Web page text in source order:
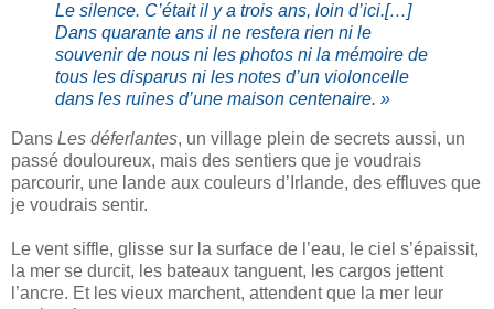
Le silence. C’était il y a trois ans, loin d’ici.[…]
Dans quarante ans il ne restera rien ni le
souvenir de nous ni les photos ni la mémoire de
tous les disparus ni les notes d’un violoncelle
dans les ruines d’une maison centenaire. »
Dans Les déferlantes, un village plein de secrets aussi, un
passé douloureux, mais des sentiers que je voudrais
parcourir, une lande aux couleurs d’Irlande, des effluves que
je voudrais sentir.
Le vent siffle, glisse sur la surface de l’eau, le ciel s’épaissit,
la mer se durcit, les bateaux tanguent, les cargos jettent
l’ancre. Et les vieux marchent, attendent que la mer leur